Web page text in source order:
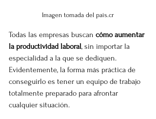
Imagen tomada del pais.cr
Todas las empresas buscan cómo aumentar
la productividad laboral, sin importar la
especialidad a la que se dediquen.
Evidentemente, la forma más práctica de
conseguirlo es tener un equipo de trabajo
totalmente preparado para afrontar
cualquier situación.